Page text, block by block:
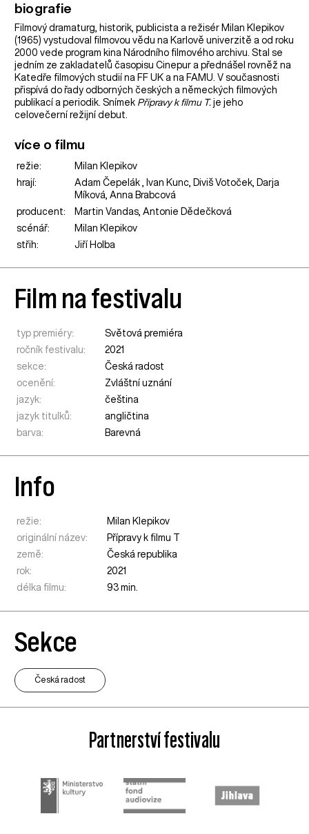
biografie
Filmový dramaturg, historik, publicista a režisér Milan Klepikov
(1965) vystudoval filmovou vědu na Karlově univerzitě a od roku
2000 vede program kina Národního filmového archivu. Stal se
jedním ze zakladatelů časopisu Cinepur a přednášel rovněž na
Katedře filmových studií na FF UK a na FAMU. V současnosti
přispívá do řady odborných českých a německých filmových
publikací a periodik. Snímek Přípravy k filmu T. je jeho
celovečerní režijní debut.
více o filmu
režie:
Milan Klepikov
hrají:
Adam Čepelák , Ivan Kunc, Diviš Votoček, Darja
Míková, Anna Brabcová
producent:
Martin Vandas, Antonie Dědečková
scénář:
Milan Klepikov
střih:
Jiří Holba
Film na festivalu
typ premiéry:
Světová premiéra
ročník festivalu:
2021
sekce:
Česká radost
ocenění:
Zvláštní uznání
jazyk:
čeština
jazyk titulků:
angličtina
barva:
Barevná
Info
režie:
Milan Klepikov
originální název:
Přípravy k filmu T
země:
Česká republika
rok:
2021
délka filmu:
93 min.
Sekce
Česká radost
Partnerství festivalu